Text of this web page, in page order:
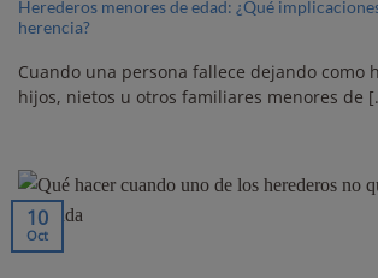
Herederos menores de edad: ¿Qué
herencia?
Cuando una persona fallece dejando como
hijos, nietos u otros familiares menores de
10
Oct